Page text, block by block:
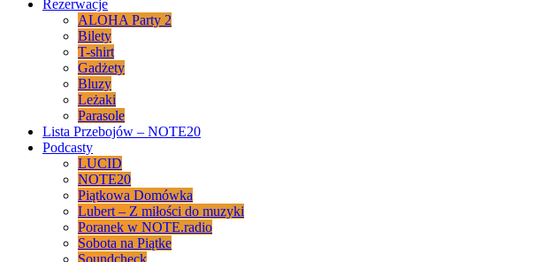
Rezerwacje
ALOHA Party 2
Bilety
T-shirt
Gadżety
Bluzy
Leżaki
Parasole
Lista Przebojów – NOTE20
Podcasty
LUCID
NOTE20
Piątkowa Domówka
Lubert – Z miłości do muzyki
Poranek w NOTE.radio
Sobota na Piątke